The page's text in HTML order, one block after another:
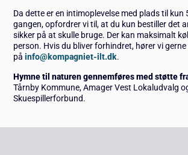
Da dette er en intimoplevelse med plads til kun
gangen, opfordrer vi til, at du kun bestiller det
sikker på at skulle bruge. Der kan maksimalt
person. Hvis du bliver forhindret, hører vi
på info@kompagniet-ilt.dk.
Hymne til naturen gennemføres med støtte
Tårnby Kommune, Amager Vest Lokaludvalg
Skuespillerforbund.